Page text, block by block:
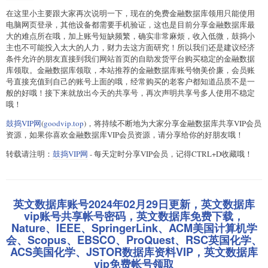
在这里小主要跟大家再次说明一下，现在的免费金融数据库领用只能使用
电脑网页登录，其他设备都需要手机验证，这也是目前分享金融数据库最
大的难点所在哦，加上账号短缺频繁，确实非常麻烦，收入低微，鼓捣小
主也不可能投入太大的人力，财力去这方面研究！所以我们还是建议经济
条件允许的朋友直接到我们网站首页的自助发货平台购买稳定的金融数据
库领取。金融数据库领取，本站推荐的金融数据库账号物美价廉，会员账
号直接充值到自己的账号上面的哦，经常购买的老客户都知道品质不是一
般的好哦！接下来就放出今天的共享号，再次声明共享号多人使用不稳定
哦！
鼓捣VIP网(goodvip.top)，将持续不断地为大家分享金融数据库共享VIP会员
资源，如果你喜欢金融数据库VIP会员资源，请分享给你的好朋友哦！
转载请注明： 鼓捣VIP网 - 每天定时分享VIP会员，记得CTRL+D收藏哦！
英文数据库账号2024年02月29日更新，英文数据库
vip账号共享帐号密码，英文数据库免费下载，
Nature、IEEE、SpringerLink、ACM美国计算机学
会、Scopus、EBSCO、ProQuest、RSC英国化学、
ACS美国化学、JSTOR数据库资料VIP，英文数据库
vip免费帐号领取